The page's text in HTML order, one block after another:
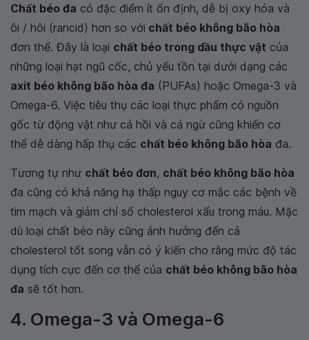
Chất béo đa có đặc điểm ít ổn định, dễ bị oxy hóa và
ôi / hôi (rancid) hơn so với chất béo không bão hòa
đơn thể. Đây là loại chất béo trong dầu thực vật của
những loại hạt ngũ cốc, chủ yếu tồn tại dưới dạng các
axit béo không bão hòa đa (PUFAs) hoặc Omega-3 và
Omega-6. Việc tiêu thụ các loại thực phẩm có nguồn
gốc từ động vật như cá hồi và cá ngừ cũng khiến cơ
thể dễ dàng hấp thụ các chất béo không bão hòa đa.
Tương tự như chất béo đơn, chất béo không bão hòa
đa cũng có khả năng hạ thấp nguy cơ mắc các bệnh về
tim mạch và giảm chỉ số cholesterol xấu trong máu. Mặc
dù loại chất béo này cũng ảnh hưởng đến cả
cholesterol tốt song vẫn có ý kiến cho rằng mức độ tác
dụng tích cực đến cơ thể của chất béo không bão hòa
đa sẽ tốt hơn.
4. Omega-3 và Omega-6